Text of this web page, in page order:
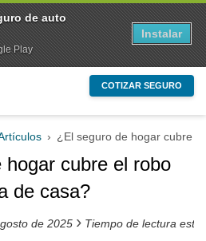
COTIZAR SEGURO
› ¿El seguro de hogar cubre
cubre el robo
de casa?
de 2025 › Tiempo de lectura
de auto
Play
Instalar